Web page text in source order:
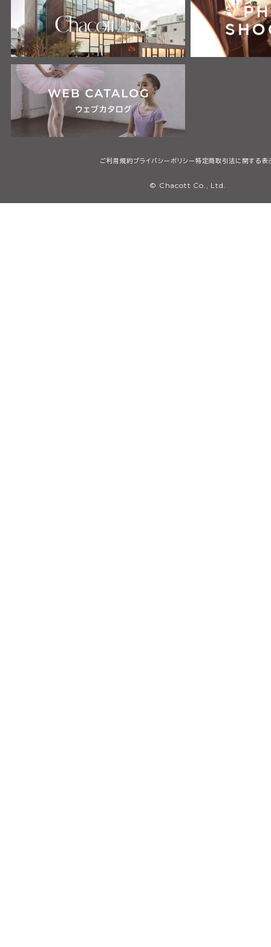
ご利用規約プライバシーポリシー特定商取引法に関する表
© Chacott Co., Ltd.